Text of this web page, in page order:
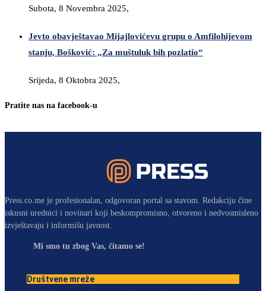
Subota, 8 Novembra 2025,
Jevto obavještavao Mijajlovićevu grupu o Amfilohijevom
stanju, Bošković: „Za muštuluk bih pozlatio“
Srijeda, 8 Oktobra 2025,
Pratite nas na facebook-u
Press.co.me je profesionalan, odgovoran portal sa stavom. Redakciju čine
iskusni urednici i novinari koji beskompromisno, otvoreno i nedvosmisleno
izvještavaju i informišu javnost.
Mi smo tu zbog Vas, čitamo se!
Društvene mreže